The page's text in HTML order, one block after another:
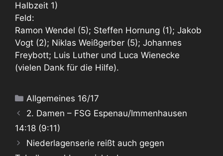
Halbzeit 1)
Feld:
Ramon Wendel (5); Steffen Hornung (1); Jakob
Vogt (2); Niklas Weißgerber (5); Johannes
Freybott; Luis Luther und Luca Wienecke
(vielen Dank für die Hilfe).
Kategorien
Allgemeines 16/17
2. Damen – FSG Espenau/Immenhausen
14:18 (9:11)
Niederlagenserie reißt auch gegen